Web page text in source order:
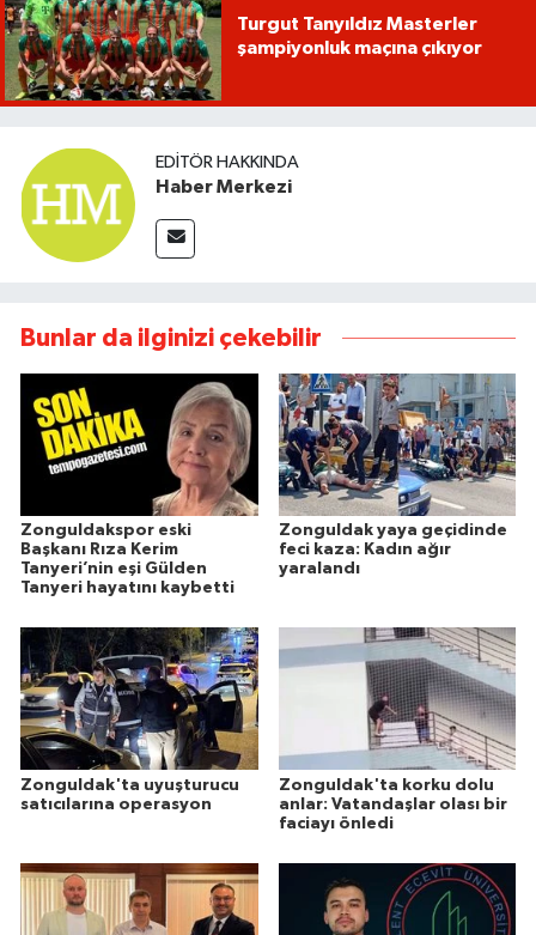
Turgut Tanyıldız Masterler
şampiyonluk maçına çıkıyor
EDITÖR HAKKINDA
Haber Merkezi
Bunlar da ilginizi çekebilir
Zonguldakspor eski
Başkanı Rıza Kerim
Tanyeri’nin eşi Gülden
Tanyeri hayatını kaybetti
Zonguldak yaya geçidinde
feci kaza: Kadın ağır
yaralandı
Zonguldak'ta uyuşturucu
satıcılarına operasyon
Zonguldak'ta korku dolu
anlar: Vatandaşlar olası bir
faciayı önledi